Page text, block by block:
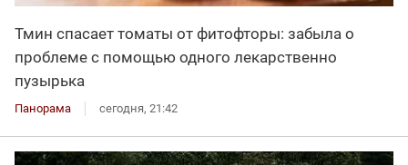
Тмин спасает томаты от фитофторы: забыла о
проблеме с помощью одного лекарственно
пузырька
Панорама сегодня, 21:42